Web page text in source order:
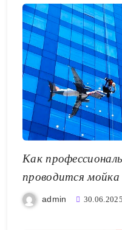
Как
проводится
зданиях
admin 30.06.2025